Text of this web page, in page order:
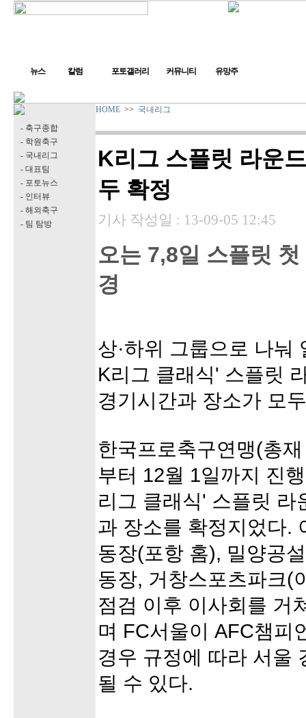
뉴스 칼럼 포토갤러리 커뮤니티 유망주
- 축구종합
- 학원축구
- 국내리그
- 대표팀
- 포토뉴스
- 인터뷰
- 해외축구
- 팀 탐방
HOME >> 국내리그
K리그 스플릿 라운
두 확정
기사 작성일 : 13-09-05 12:45
오는 7,8일 스플릿
경
상·하위 그룹으로 나눠
K리그 클래식' 스플릿
경기시간과 장소가 모
한국프로축구연맹(총
부터 12월 1일까지 진
리그 클래식' 스플릿 라
과 장소를 확정지었다.
동장(포항 홈), 밀양공
동장, 거창스포츠파크(
점검 이후 이사회를 거
며 FC서울이 AFC챔피
경우 규정에 따라 서울
될 수 있다.